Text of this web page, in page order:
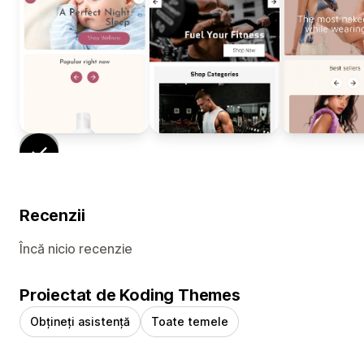
Recenzii
Încă nicio recenzie
Proiectat de Koding Themes
Obțineți asistență Toate temele